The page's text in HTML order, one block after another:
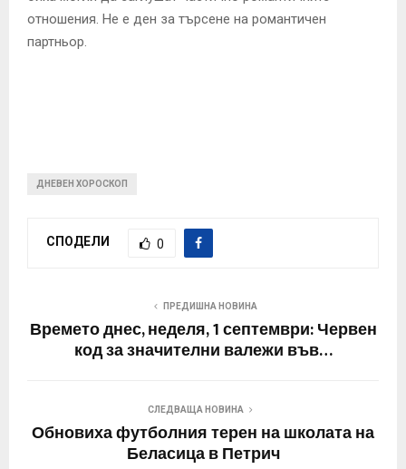
отношения. Не е ден за търсене на романтичен
партньор.
ДНЕВЕН ХОРОСКОП
СПОДЕЛИ 0
ПРЕДИШНА НОВИНА
Времето днес, неделя, 1 септември: Червен
код за значителни валежи във…
СЛЕДВАЩА НОВИНА
Обновиха футболния терен на школата на
Беласица в Петрич